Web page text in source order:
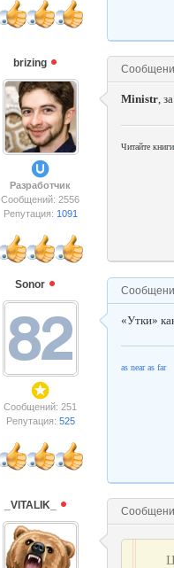
brizing
Разработчик
Сообщений: 2556
Репутация: 1091
Ministr,
Читайте книги
Sonor
Сообщений: 251
Репутация: 525
«Утки»
as near as far
_VITALIK_